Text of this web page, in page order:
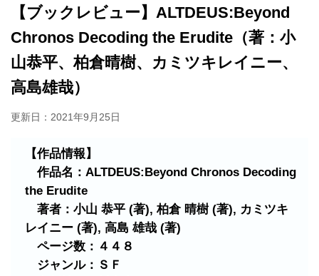
【ブックレビュー】ALTDEUS:Beyond
Chronos Decoding the Erudite（著：小
山恭平、柏倉晴樹、カミツキレイニー、
高島雄哉）
更新日： 2021年9月25日
【作品情報】
作品名：ALTDEUS:Beyond Chronos Decoding
the Erudite
著者：小山 恭平 (著), 柏倉 晴樹 (著), カミツキ
レイニー (著), 高島 雄哉 (著)
ページ数：４４８
ジャンル：ＳＦ